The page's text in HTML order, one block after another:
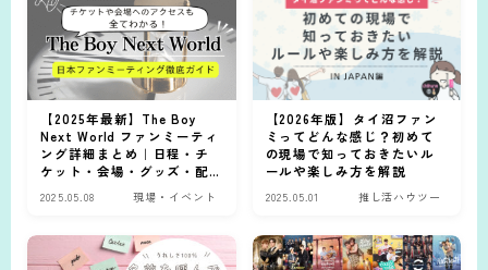
【2025年最新】The Boy
Next World ファンミーティ
ング詳細まとめ｜日程・チ
ケット・会場・グッズ・配
2025.05.08 現場・イベント
【2026年版】タイ沼ファン
ミってどんな感じ？初めて
の現場で知っておきたいル
ールや楽しみ方を解説
2025.05.01 推し活ハウツー